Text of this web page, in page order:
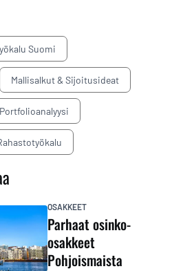
Suomi
Mallisalkut & Sijoitusideat
Portfolioanalyysi
OSAKKEET
Parhaat osinko-
osakkeet
Pohjoismaista